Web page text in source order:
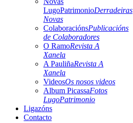
LugoPatrimonioDerradeiras
Novas
ColaboraciónsPublicacións
de Colaboradores
O RamoRevista A
Xanela
A PauliñaRevista A
Xanela
VideosOs nosos videos
Album PicassaFotos
LugoPatrimonio
Ligazóns
Contacto